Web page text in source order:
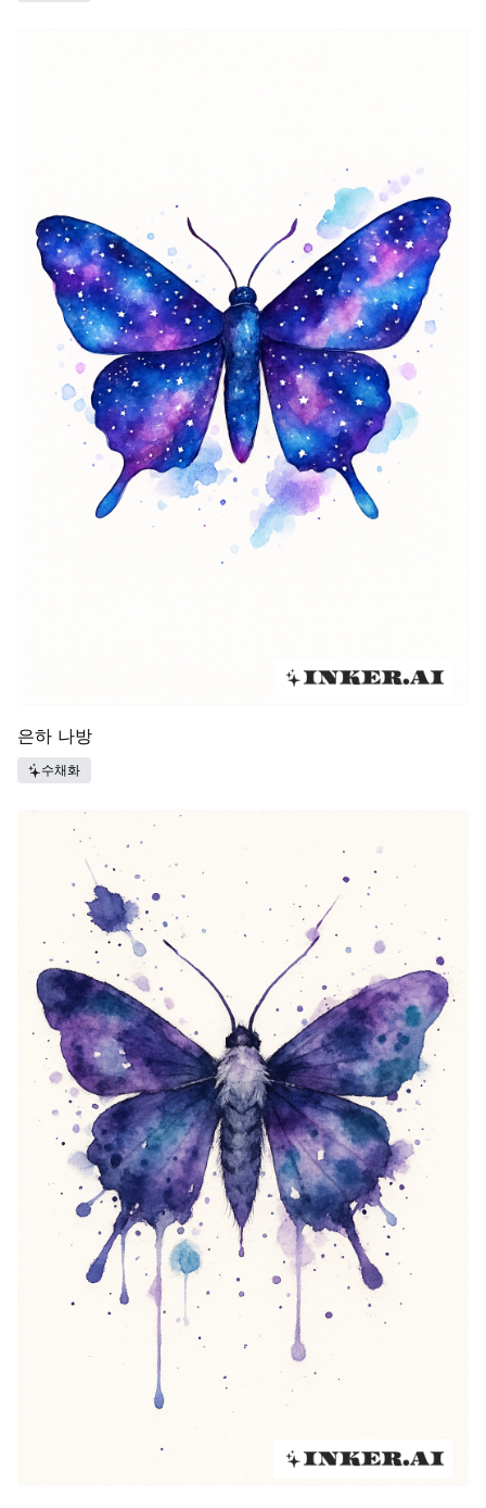
은하 나방
수채화